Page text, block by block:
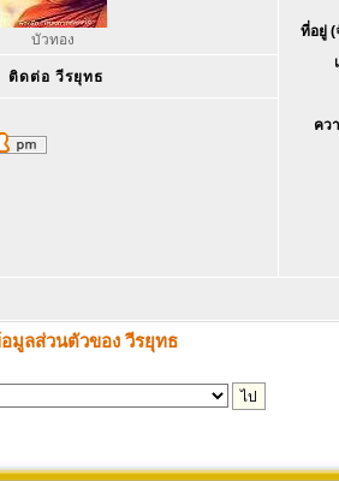
บัวทอง
ที่อยู่ (
คว
ติดต่อ วีรยุทธ
มูลส่วนตัวของ วีรยุทธ